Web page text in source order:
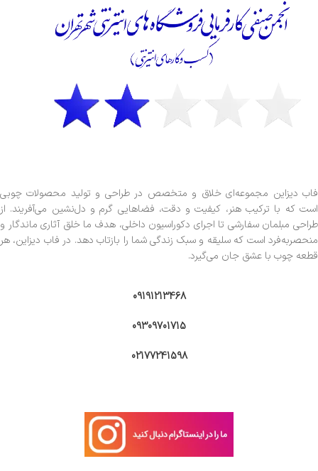
فاب دیزاین مجموعه‌ای خلاق و متخصص در طراحی و تولید محصولات چوبی
است که با ترکیب هنر، کیفیت و دقت، فضاهایی گرم و دل‌نشین می‌آفریند. از
طراحی مبلمان سفارشی تا اجرای دکوراسیون داخلی، هدف ما خلق آثاری ماندگار و
منحصربه‌فرد است که سلیقه و سبک زندگی شما را بازتاب دهد. در فاب دیزاین، هر
قطعه چوب با عشق جان می‌گیرد.
09191213468
09309701715
02177241598